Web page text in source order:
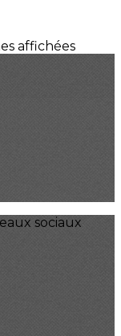
affichées
sociaux